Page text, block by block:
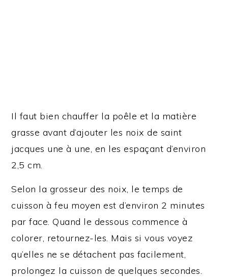
Il faut bien chauffer la poêle et la matière
grasse avant d’ajouter les noix de saint
jacques une à une, en les espaçant d’environ
2,5 cm.
Selon la grosseur des noix, le temps de
cuisson à feu moyen est d’environ 2 minutes
par face. Quand le dessous commence à
colorer, retournez-les. Mais si vous voyez
qu’elles ne se détachent pas facilement,
prolongez la cuisson de quelques secondes.